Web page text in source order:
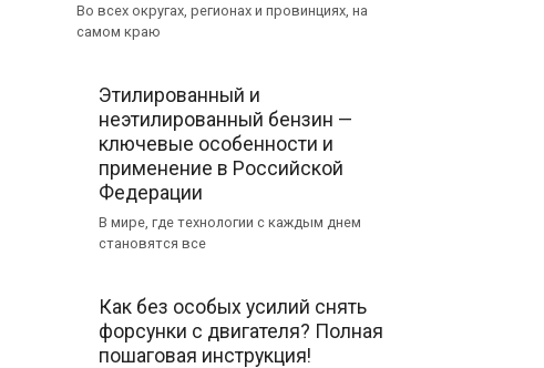
Во всех округах, регионах и провинциях, на
самом краю
Этилированный и
неэтилированный бензин —
ключевые особенности и
применение в Российской
Федерации
В мире, где технологии с каждым днем
становятся все
Как без особых усилий снять
форсунки с двигателя? Полная
пошаговая инструкция!